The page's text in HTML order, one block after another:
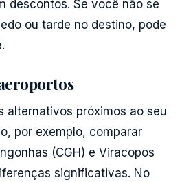
descontos. Se você não se
ou tarde no destino, pode
alternativos próximos ao seu
por exemplo, comparar
(CGH) e Viracopos
significativas. No